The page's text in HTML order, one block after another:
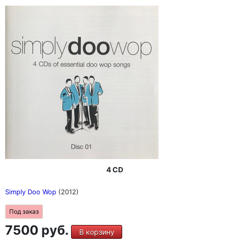
4 CD
Simply Doo Wop (2012)
Под заказ
7500 руб. В корзину